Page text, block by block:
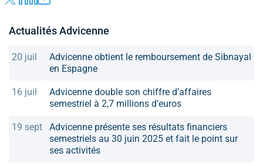
Actualités Advicenne
20 juil
Advicenne obtient le remboursement de Sibnayal
en Espagne
16 juil
Advicenne double son chiffre d’affaires
semestriel à 2,7 millions d’euros
19 sept
Advicenne présente ses résultats financiers
semestriels au 30 juin 2025 et fait le point sur
ses activités